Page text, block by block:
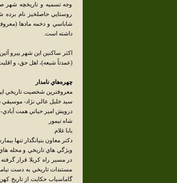
وجه تسميه و تاريخچه شهر
روستايي حاصلخيز نام
شاباسي و دخمه مادها
داشته است.
اکثر ساکنين اين شهر پيرو
(عمدتاً شيعه)، اهل حق، و
چهره‌هاي نامدار
معروفترين شخصيت تاريخي
سيد خليل عالي نژاد- موسيقي
درويش امير حياتي همت
شاه تيمور
بابا غلام
دكتر معاون بنيانگذار تنها
ويژگي هاي تاريخي و محله
در مسير راه كربلا قرار
مستندات تاريخي به دست
گاماسياب حكايت از تاريخ